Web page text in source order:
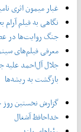
غبار میمون اثری
نگاهی به فیلم
جنگ روایت‌ها در
معرفی فیلم‌های
جلال آل‌احمد علیه
بازگشت به ریشه‌ها
گزارش نخستین روز
خداحافظ آشغال